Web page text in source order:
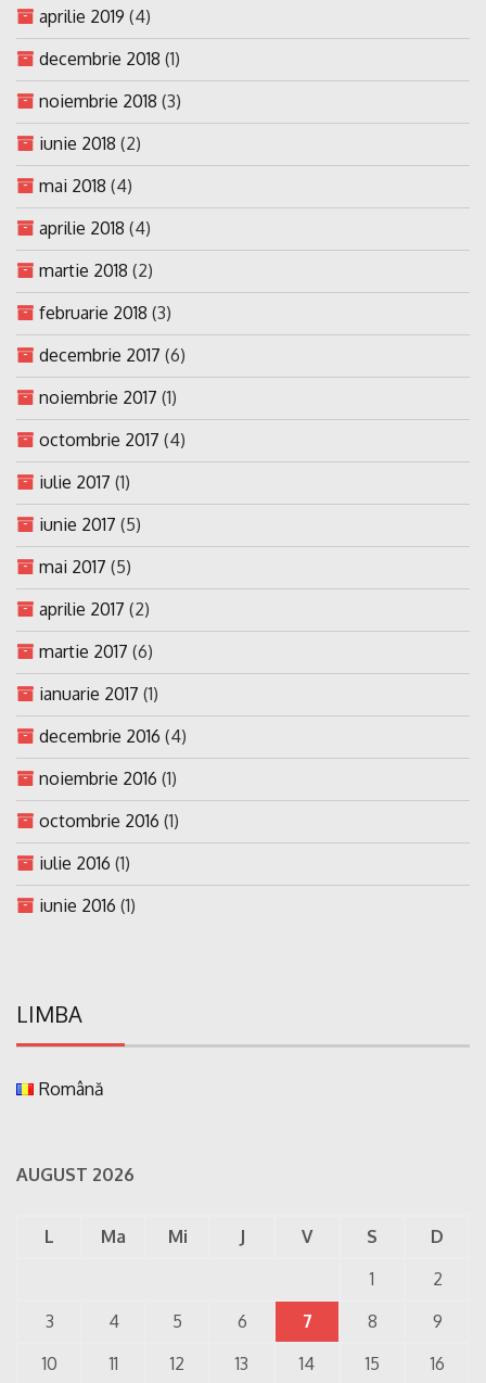
aprilie 2019 (4)
decembrie 2018 (1)
noiembrie 2018 (3)
iunie 2018 (2)
mai 2018 (4)
aprilie 2018 (4)
martie 2018 (2)
februarie 2018 (3)
decembrie 2017 (6)
noiembrie 2017 (1)
octombrie 2017 (4)
iulie 2017 (1)
iunie 2017 (5)
mai 2017 (5)
aprilie 2017 (2)
martie 2017 (6)
ianuarie 2017 (1)
decembrie 2016 (4)
noiembrie 2016 (1)
octombrie 2016 (1)
iulie 2016 (1)
iunie 2016 (1)
LIMBA
Română
AUGUST 2026
L Ma Mi J V S
D
1
2
3
4 5 6 7 8
9
10
11 12 13 14 15 16